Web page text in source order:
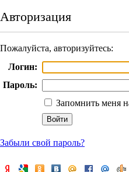
Авторизация
Пожалуйста, авторизуйтесь:
Логин:
Пароль:
Запомнить меня
Забыли свой пароль?